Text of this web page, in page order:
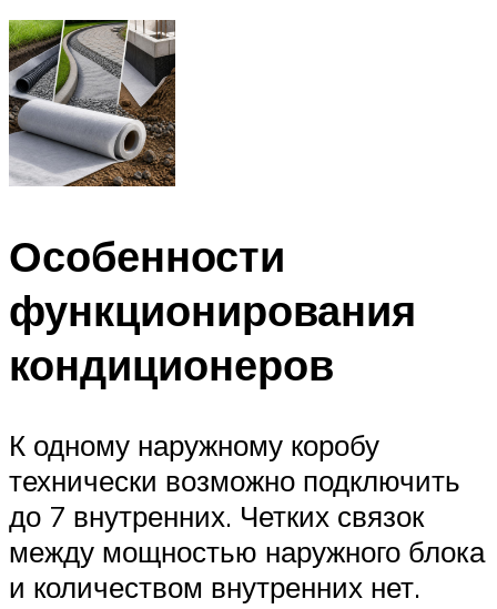
Особенности
функционирования
кондиционеров
К одному наружному коробу
технически возможно подключить
до 7 внутренних. Четких связок
между мощностью наружного блока
и количеством внутренних нет.